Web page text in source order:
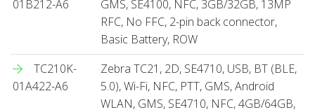
01B212-A6
GMS, SE4100, NFC, 3GB/32GB, 13MP
RFC, No FFC, 2-pin back connector,
Basic Battery, ROW
TC210K-
01A422-A6
Zebra TC21, 2D, SE4710, USB, BT (BLE,
5.0), Wi-Fi, NFC, PTT, GMS, Android
WLAN, GMS, SE4710, NFC, 4GB/64GB,